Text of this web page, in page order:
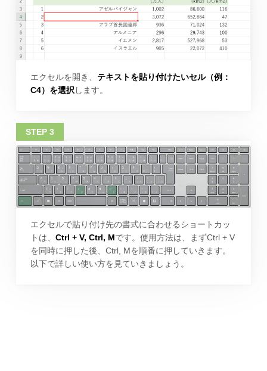
エクセルを開き、 テキストを貼り付けたいセル（例：
C4）を選択します。
エクセルで貼り付け先の書式に合わせるショートカッ
トは、 Ctrl + V, Ctrl, Mです。使用方法は、まずCtrl + V
を同時に押した後、Ctrl, Mを順番に押していきます。
以下で詳しい使い方を見ていきましょう。